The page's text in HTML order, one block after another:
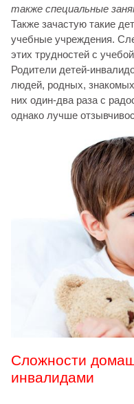
также специальные
Также зачастую такие
учебные учреждения.
этих трудностей с
Родители детей-
людей, родных,
них один-два раза с
однако лучше
Сложности
инвалидами